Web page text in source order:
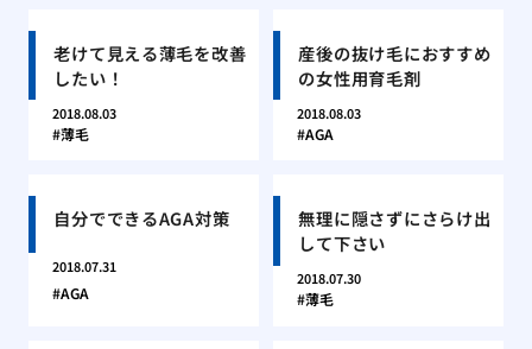
老けて見える薄毛を改善
したい！
2018.08.03
薄毛
産後の抜け毛におすすめ
の女性用育毛剤
2018.08.03
AGA
自分でできるAGA対策
2018.07.31
AGA
無理に隠さずにさらけ出
して下さい
2018.07.30
薄毛